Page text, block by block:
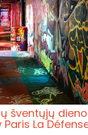
šventųjų
Paris La